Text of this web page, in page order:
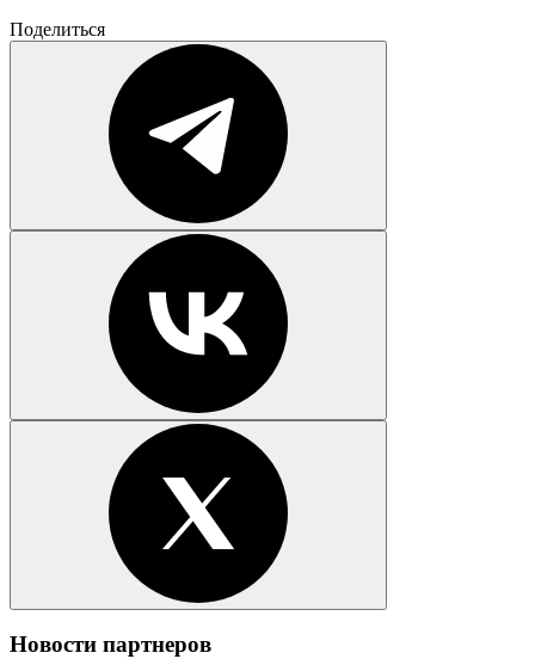
Поделиться
Новости партнеров